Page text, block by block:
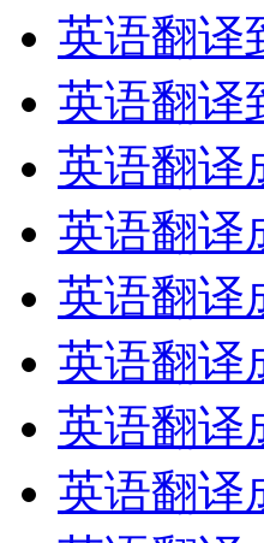
英语翻译
英语翻译
英语翻译
英语翻译
英语翻译
英语翻译
英语翻译
英语翻译